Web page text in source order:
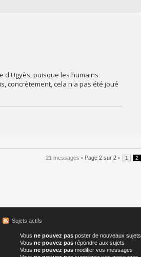
d'Ugyès, puisque les humains
concrètement, cela n'a pas été joué
21 messages • Page 2 sur 2 • 1 2
Sujets actifs
Vous ne pouvez pasposter de nouveaux sujets
Vous ne pouvez pasrépondre aux sujets
Vous ne pouvez pasmodifier vos messages